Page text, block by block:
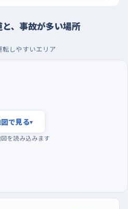
すく、そのぶん左右の確認が遅れ
っているときほど脇道の入口を意
がいっせいに動く時間を外すの
近い時間帯なら車も人もぐっと減っ
にあわてずにすみます。曜日でい
、事故が多い場所
転しやすいエリア
で見る▾
を読み込みます